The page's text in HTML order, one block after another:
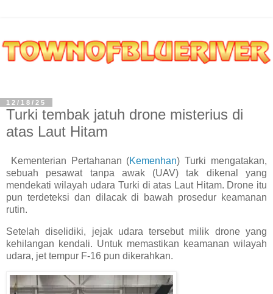
12/18/25
Turki tembak jatuh drone misterius di
atas Laut Hitam
Kementerian Pertahanan (Kemenhan) Turki mengatakan,
sebuah pesawat tanpa awak (UAV) tak dikenal yang
mendekati wilayah udara Turki di atas Laut Hitam. Drone itu
pun terdeteksi dan dilacak di bawah prosedur keamanan
rutin.
Setelah diselidiki, jejak udara tersebut milik drone yang
kehilangan kendali. Untuk memastikan keamanan wilayah
udara, jet tempur F-16 pun dikerahkan.